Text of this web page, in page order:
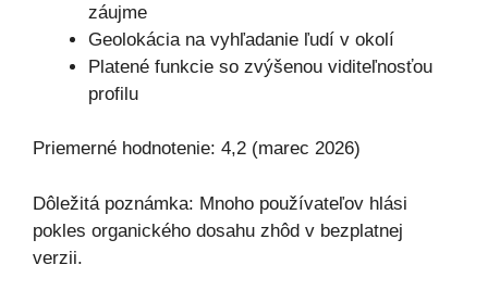
záujme
Geolokácia na vyhľadanie ľudí v okolí
Platené funkcie so zvýšenou viditeľnosťou
profilu
Priemerné hodnotenie: 4,2 (marec 2026)
Dôležitá poznámka: Mnoho používateľov hlási
pokles organického dosahu zhôd v bezplatnej
verzii.